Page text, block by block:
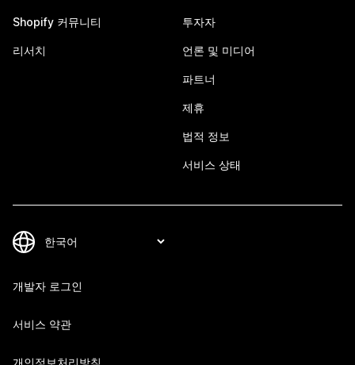
Shopify 커뮤니티
리서치
투자자
언론 및 미디어
파트너
제휴
법적 정보
서비스 상태
개발자 로그인
서비스 약관